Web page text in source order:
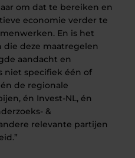
om dat te bereiken en
economie verder te
En is het
deze maatregelen
aandacht en
niet specifiek één of
de regionale
én Invest-NL, én
&
relevante partijen